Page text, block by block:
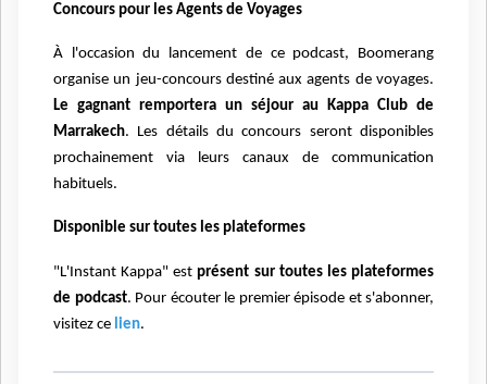
Concours pour les Agents de Voyages
À l'occasion du lancement de ce podcast, Boomerang
organise un jeu-concours destinéaux agents de voyages.
Le gagnant remportera un séjour au Kappa Club de
Marrakech. Les détails du concours seront disponibles
prochainement via leurs canaux de communication
habituels.
Disponible sur toutes les plateformes
"L'Instant Kappa" estprésent sur toutes les plateformes
de podcast. Pour écouter le premier épisode et s'abonner,
visitez ce lien.